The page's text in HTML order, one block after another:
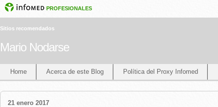
PROFESIONALES
Sitios recomendados
Mario Nodarse
Home Acerca de este Blog Política del Proxy Infomed
21 enero 2017